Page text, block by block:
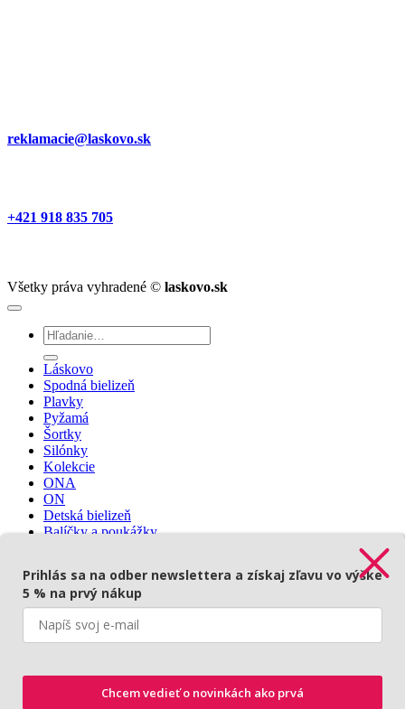
reklamacie@laskovo.sk
+421 918 835 705
Všetky práva vyhradené © laskovo.sk
Hľadať:
Láskovo
Spodná bielizeň
Plavky
Pyžamá
Šortky
Silónky
Kolekcie
ONA
ON
Detská bielizeň
Balíčky a poukážky
🇨🇿
Prihlásenie
Prihlás sa na odber newslettera a získaj zľavu vo výške
5 % na prvý nákup
Chcem vedieť o novinkách ako prvá